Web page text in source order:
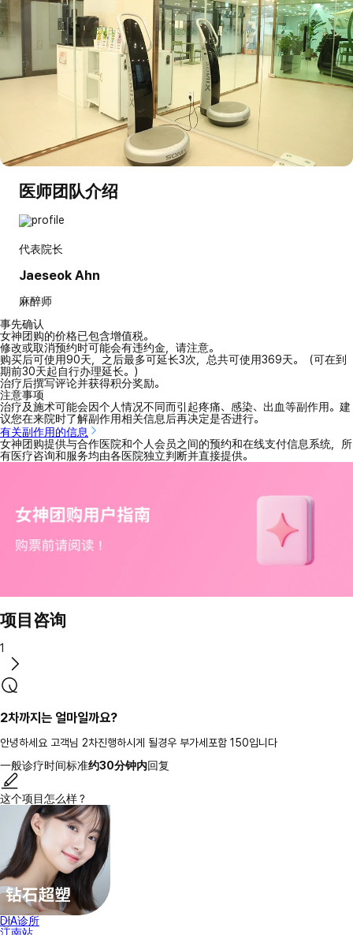
医师团队介绍
代表院长
Jaeseok Ahn
麻醉师
事先确认
女神团购的价格已包含增值税。
修改或取消预约时可能会有违约金，请注意。
购买后可使用90天，之后最多可延长3次，总共可使用369天。（可在到
期前30天起自行办理延长。）
治疗后撰写评论并获得积分奖励。
注意事项
治疗及施术可能会因个人情况不同而引起疼痛、感染、出血等副作用。建
议您在来院时了解副作用相关信息后再决定是否进行。
有关副作用的信息
女神团购提供与合作医院和个人会员之间的预约和在线支付信息系统，所
有医疗咨询和服务均由各医院独立判断并直接提供。
项目咨询
1
2차까지는 얼마일까요?
안녕하세요 고객님 2차진행하시게 될경우 부가세포함 150입니다
一般诊疗时间标准约30分钟内回复
这个项目怎么样？
DIA诊所